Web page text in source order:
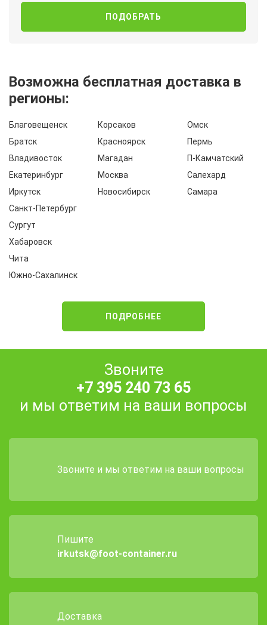
Возможна бесплатная доставка в
регионы:
Благовещенск
Братск
Владивосток
Екатеринбург
Иркутск
Корсаков
Красноярск
Магадан
Москва
Новосибирск
Омск
Пермь
П-Камчатский
Салехард
Самара
Санкт-Петербург
Сургут
Хабаровск
Чита
Южно-Сахалинск
ПОДРОБНЕЕ
Звоните
+7 395 240 73 65
и мы ответим на ваши вопросы
Звоните и мы ответим на ваши вопросы
Пишите
irkutsk@foot-container.ru
Доставка